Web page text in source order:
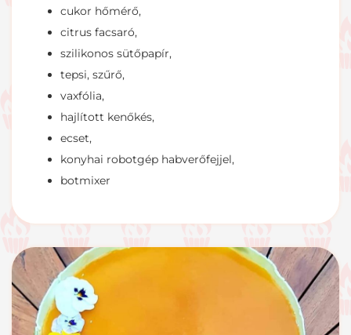
cukor hőmérő,
citrus facsaró,
szilikonos sütőpapír,
tepsi, szűrő,
vaxfólia,
hajlított kenőkés,
ecset,
konyhai robotgép habverőfejjel,
botmixer